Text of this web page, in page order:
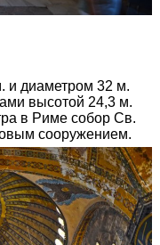
и диаметром 32 м.
высотой 24,3 м.
в Риме собор Св.
сооружением.